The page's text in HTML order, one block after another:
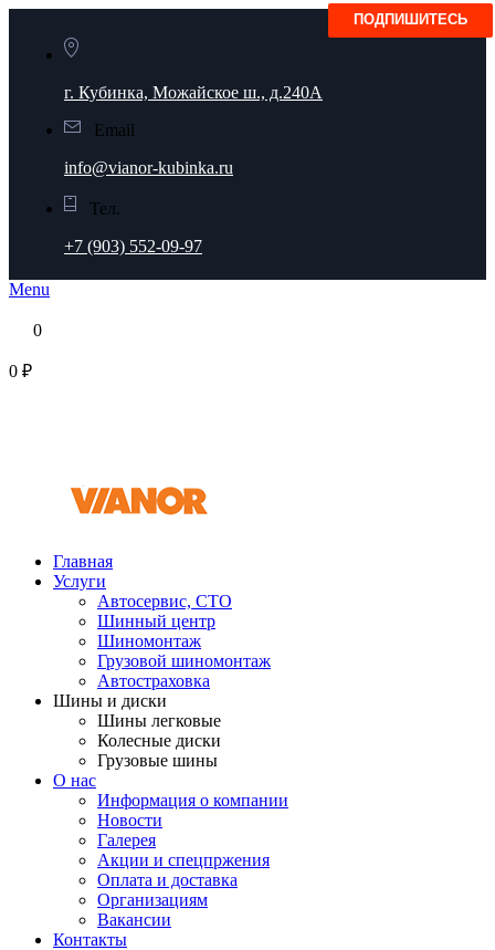
г. Кубинка, Можайское ш., д.240А
Email
info@vianor-kubinka.ru
Тел.
+7 (903) 552-09-97
Menu
0
0 ₽
Главная
Услуги
Автосервис, СТО
Шинный центр
Шиномонтаж
Грузовой шиномонтаж
Автостраховка
Шины и диски
Шины легковые
Колесные диски
Грузовые шины
О нас
Информация о компании
Новости
Галерея
Акции и спецпржения
Оплата и доставка
Организациям
Вакансии
Контакты